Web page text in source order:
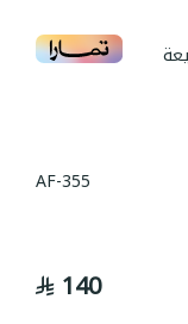
AF-355
140